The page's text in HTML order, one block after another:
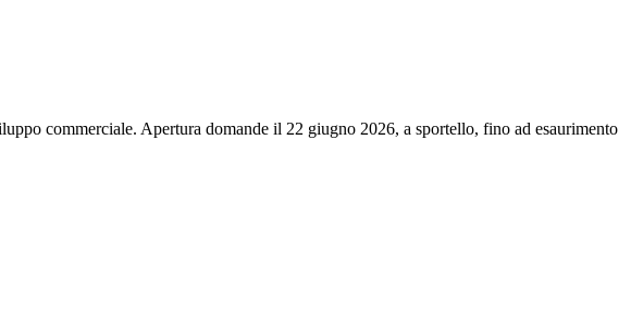
commerciale. Apertura domande il 22 giugno 2026, a sportello, fino ad esaurimento